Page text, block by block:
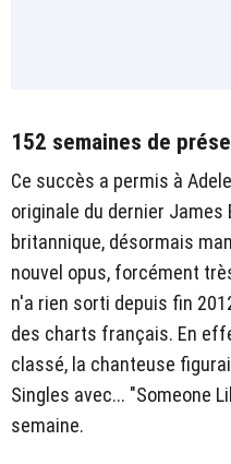
152 semaines de
Ce succès a permis à
originale du dernier James
britannique, désormais
nouvel opus, forcément
n'a rien sorti depuis fin
des charts français. En
classé, la chanteuse
Singles avec... "Someone
semaine.